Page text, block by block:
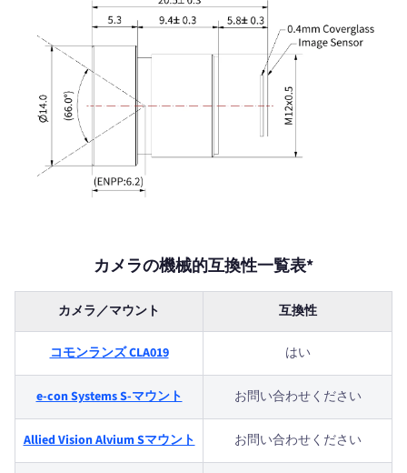
カメラの機械的互換性一覧表*
カメラ／マウント 互換性
コモンランズ CLA019 はい
e-con Systems S-マウント お問い合わせください
Allied Vision Alvium Sマウント お問い合わせください